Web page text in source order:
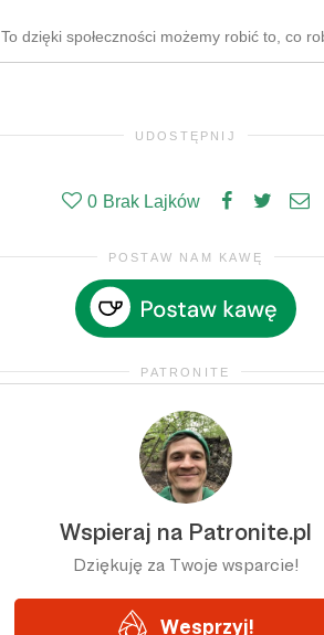
To dzięki społeczności możemy robić to, co
UDOSTĘPNIJ
0 Brak Lajków
POSTAW NAM KAWĘ
PATRONITE